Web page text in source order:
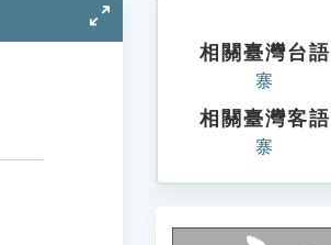
相關臺灣台語
寨
相關臺灣客語
寨